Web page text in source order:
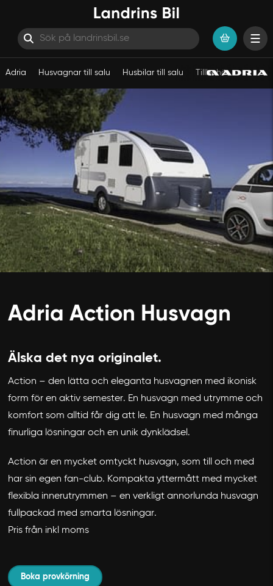
Adria Husvagnar till salu Husbilar till salu Tillbehör
Hoppa till innehåll
Adria Action Husvagn
Älska det nya originalet.
Action – den lätta och eleganta husvagnen med ikonisk
form för en aktiv semester. En husvagn med utrymme och
komfort som alltid får dig att le. En husvagn med många
finurliga lösningar och en unik dynklädsel.
Action är en mycket omtyckt husvagn, som till och med
har sin egen fan-club. Kompakta yttermått med mycket
flexibla innerutrymmen – en verkligt annorlunda husvagn
fullpackad med smarta lösningar.
Pris från inkl moms
Boka provkörning